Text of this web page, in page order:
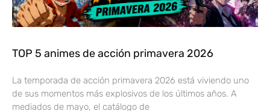
TOP 5 animes de acción primavera 2026
La temporada de acción primavera 2026 está viviendo uno
de sus momentos más explosivos de los últimos años. A
mediados de mayo, el catálogo de